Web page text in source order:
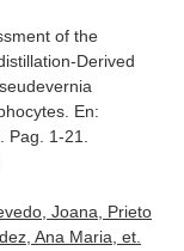
of the
Derived
En:
Pag. 1-21.
Joana, Prieto
Ana Maria, et.